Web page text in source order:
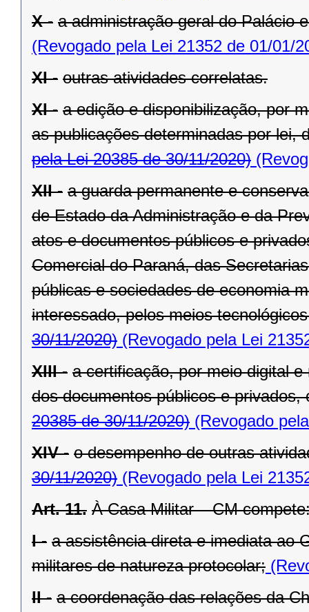
X - a administração geral do Palácio
(Revogado pela Lei 21352 de 01/01/
XI - outras atividades correlatas.
XI - a edição e disponibilização, por
as publicações determinadas por lei,
pela Lei 20385 de 30/11/2020)
XII - a guarda permanente e
de Estado da Administração e da
atos e documentos públicos e
Comercial do Paraná, das
públicas e sociedades de economia
interessado, pelos meios
30/11/2020) (Revogado pela Lei
XIII - a certificação, por meio digital
dos documentos públicos e privados,
20385 de 30/11/2020) (Revogado
XIV - o desempenho de outras
30/11/2020) (Revogado pela Lei
Art. 11. À Casa Militar – CM
I - a assistência direta e imediata ao
militares de natureza protocolar;
II - a coordenação das relações da